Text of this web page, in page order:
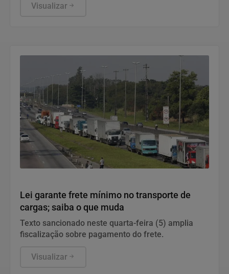
Visualizar
Lei garante frete mínimo no transporte de
cargas; saiba o que muda
Texto sancionado neste quarta-feira (5) amplia
fiscalização sobre pagamento do frete.
Visualizar